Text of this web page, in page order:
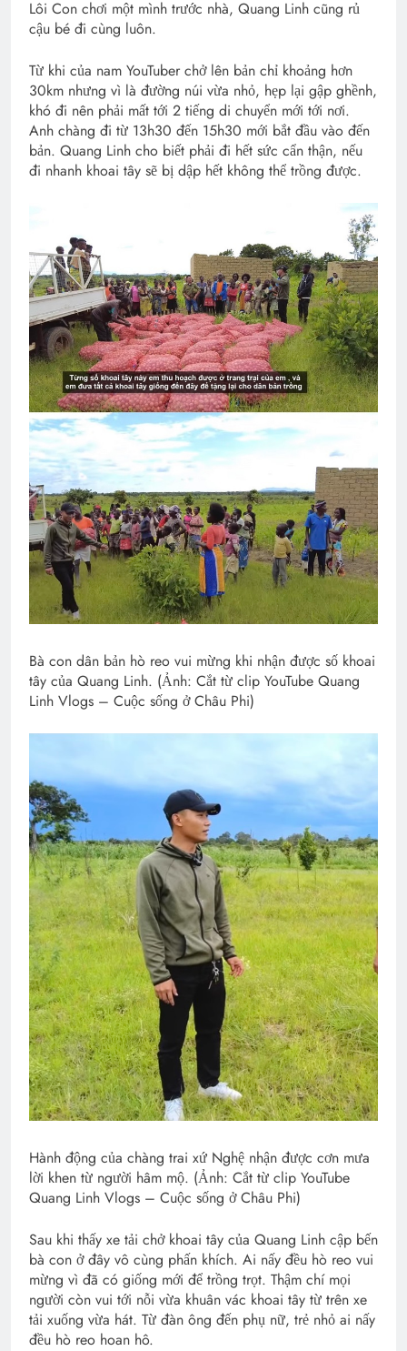
Lôi Con chơi một mình trước nhà, Quang Linh cũng rủ
cậu bé đi cùng luôn.
Từ khi của nam YouTuber chở lên bản chỉ khoảng hơn
30km nhưng vì là đường núi vừa nhỏ, hẹp lại gập ghềnh,
khó đi nên phải mất tới 2 tiếng di chuyển mới tới nơi.
Anh chàng đi từ 13h30 đến 15h30 mới bắt đầu vào đến
bản. Quang Linh cho biết phải đi hết sức cẩn thận, nếu
đi nhanh khoai tây sẽ bị dập hết không thể trồng được.
Bà con dân bản hò reo vui mừng khi nhận được số khoai
tây của Quang Linh. (Ảnh: Cắt từ clip YouTube Quang
Linh Vlogs – Cuộc sống ở Châu Phi)
Hành động của chàng trai xứ Nghệ nhận được cơn mưa
lời khen từ người hâm mộ. (Ảnh: Cắt từ clip YouTube
Quang Linh Vlogs – Cuộc sống ở Châu Phi)
Sau khi thấy xe tải chở khoai tây của Quang Linh cập bến
bà con ở đây vô cùng phấn khích. Ai nấy đều hò reo vui
mừng vì đã có giống mới để trồng trọt. Thậm chí mọi
người còn vui tới nỗi vừa khuân vác khoai tây từ trên xe
tải xuống vừa hát. Từ đàn ông đến phụ nữ, trẻ nhỏ ai nấy
đều hò reo hoan hô.